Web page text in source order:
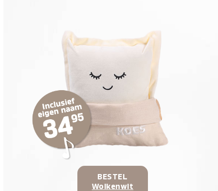
BESTEL
Wolkenwit